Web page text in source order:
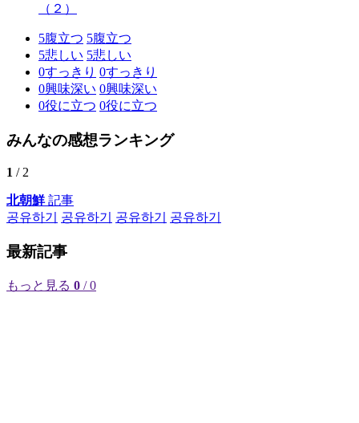
（２）
5腹立つ 5腹立つ
5悲しい 5悲しい
0すっきり 0すっきり
0興味深い 0興味深い
0役に立つ 0役に立つ
みんなの感想ランキング
1 / 2
北朝鮮記事
공유하기
공유하기 공유하기 공유하기
最新記事
もっと見る 0 / 0